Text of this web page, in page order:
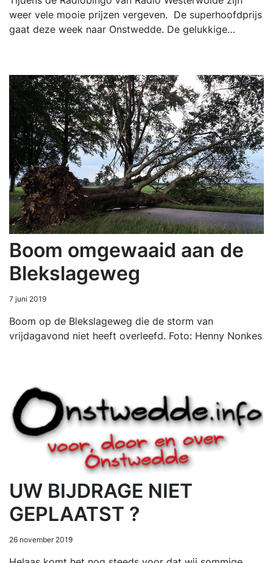
weer vele mooie prijzen vergeven. De superhoofdprijs
gaat deze week naar Onstwedde. De gelukkige…
Boom omgewaaid aan de
Blekslageweg
7 juni 2019
Boom op de Blekslageweg die de storm van
vrijdagavond niet heeft overleefd. Foto: Henny Nonkes
UW BIJDRAGE NIET
GEPLAATST ?
26 november 2019